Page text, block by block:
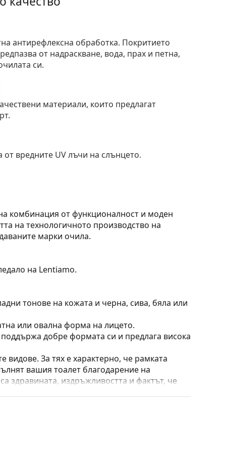
антирефлексна обработка. Покритието
от надраскване, вода, прах и петна,
си.
материали, които предлагат
вредните UV лъчи на слънцето.
комбинация от функционалност и моден
на технологичното производство на
марки очила.
на Lentiamo.
тонове на кожата и черна, сива, бяла или
или овална форма на лицето.
добре формата си и предлага висока
видове. За тях е характерно, че рамката
вашия тоалет благодарение на
здравината, издръжливостта и фактът, че
на позицията и комфортното
на подложките за нос винаги трябва да
повреда или счупване, причинени от